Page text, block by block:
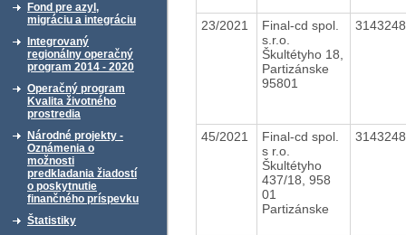
Fond pre azyl,
migráciu a integráciu
Integrovaný
regionálny operačný
program 2014 - 2020
Operačný program
Kvalita životného
prostredia
Národné projekty -
Oznámenia o
možnosti
predkladania žiadostí
o poskytnutie
finančného príspevku
Štatistiky
23/2021
Final-cd spol.
s.r.o.
Škultétyho 18,
Partizánske
95801
45/2021
Final-cd spol.
s r.o.
Škultétyho
437/18, 958
01
Partizánske